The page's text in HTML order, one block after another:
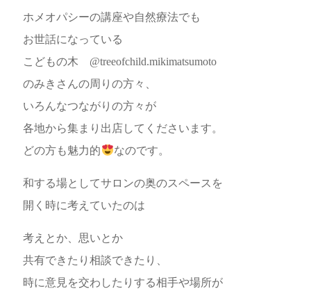
ホメオパシーの講座や自然療法でも
お世話になっている
こどもの木 @treeofchild.mikimatsumoto
のみきさんの周りの方々、
いろんなつながりの方々が
各地から集まり出店してくださいます。
どの方も魅力的
なのです。
和する場としてサロンの奥のスペースを
開く時に考えていたのは
考えとか、思いとか
共有できたり相談できたり、
時に意見を交わしたりする相手や場所が